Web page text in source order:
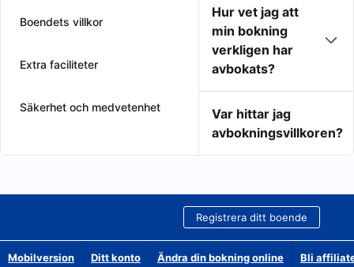
Boendets villkor
Extra faciliteter
Säkerhet och medvetenhet
Hur vet jag att
min bokning
verkligen har
avbokats?
Var hittar jag
avbokningsvillkoren?
Registrera ditt boende
Mobilversion Ditt konto Ändra din bokning online Bli